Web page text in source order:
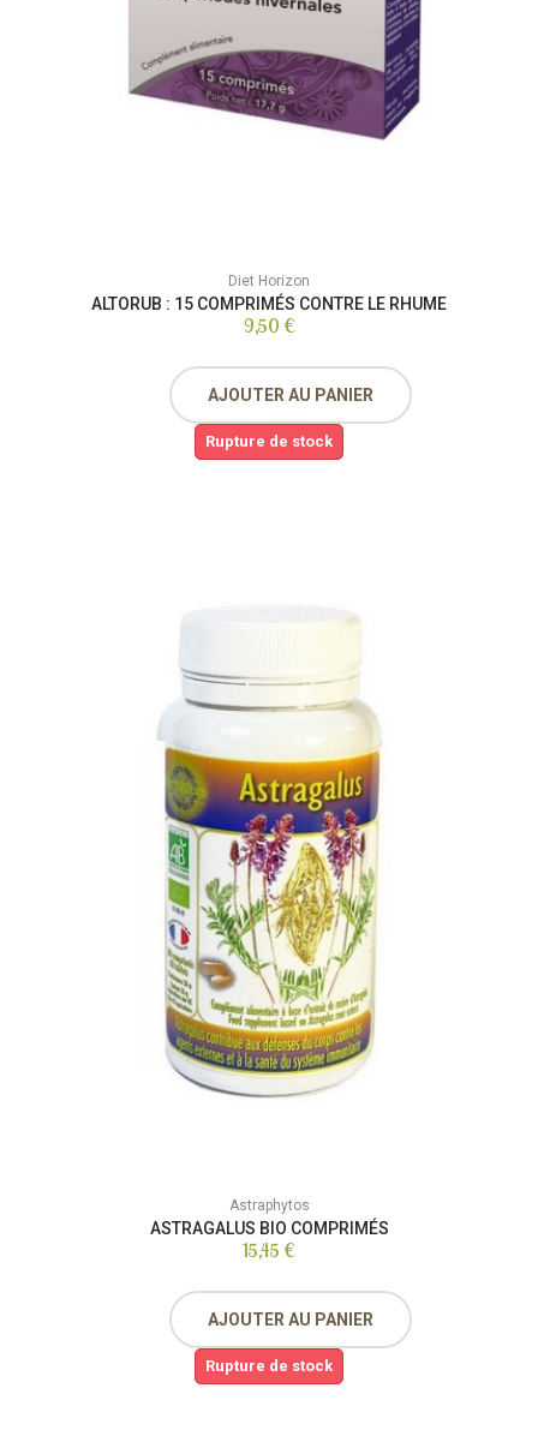
Diet Horizon
ALTORUB : 15 COMPRIMÉS CONTRE LE RHUME
9,50 €
AJOUTER AU PANIER
Rupture de stock
Astraphytos
ASTRAGALUS BIO COMPRIMÉS
15,45 €
AJOUTER AU PANIER
Rupture de stock